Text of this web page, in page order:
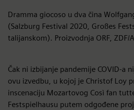
Dramma giocoso u dva čina
(Salzburg Festival 2020, Großes
talijanskom). Proizvodnja ORF, ZDF/
Čak ni izbijanje pandemije COVID-a
ovu izvedbu, u kojoj je Christof Loy
inscenaciju Mozartovog Così fan
Festspielhausu putem odgođene